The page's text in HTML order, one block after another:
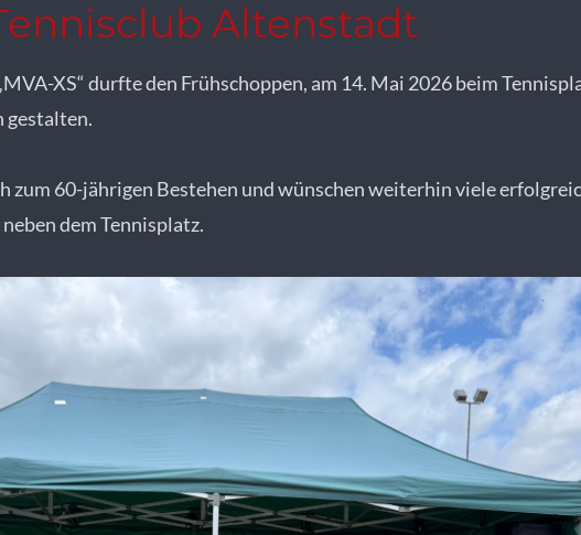
Altenstadt
XS“ durfte den Frühschoppen, am 14. Mai 2026 beim
gestalten.
zum 60-jährigen Bestehen und wünschen weiterhin viele
dem Tennisplatz.